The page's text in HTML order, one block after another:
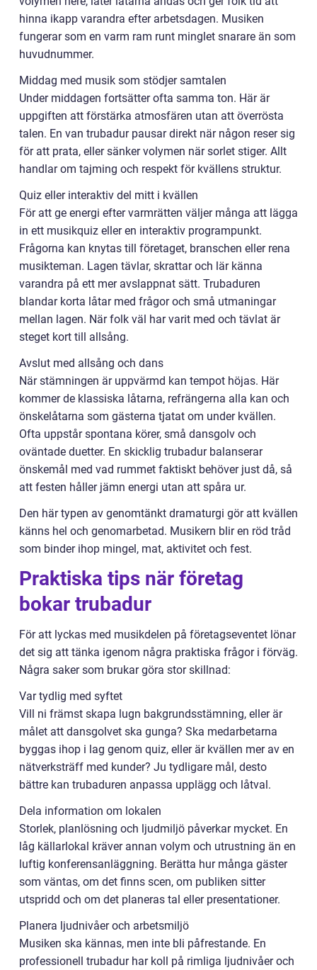
hinna ikapp varandra efter arbetsdagen. Musiken
fungerar som en varm ram runt minglet snarare än som
huvudnummer.
Middag med musik som stödjer samtalen
Under middagen fortsätter ofta samma ton. Här är
uppgiften att förstärka atmosfären utan att överrösta
talen. En van trubadur pausar direkt när någon reser sig
för att prata, eller sänker volymen när sorlet stiger. Allt
handlar om tajming och respekt för kvällens struktur.
Quiz eller interaktiv del mitt i kvällen
För att ge energi efter varmrätten väljer många att lägga
in ett musikquiz eller en interaktiv programpunkt.
Frågorna kan knytas till företaget, branschen eller rena
musikteman. Lagen tävlar, skrattar och lär känna
varandra på ett mer avslappnat sätt. Trubaduren
blandar korta låtar med frågor och små utmaningar
mellan lagen. När folk väl har varit med och tävlat är
steget kort till allsång.
Avslut med allsång och dans
När stämningen är uppvärmd kan tempot höjas. Här
kommer de klassiska låtarna, refrängerna alla kan och
önskelåtarna som gästerna tjatat om under kvällen.
Ofta uppstår spontana körer, små dansgolv och
oväntade duetter. En skicklig trubadur balanserar
önskemål med vad rummet faktiskt behöver just då, så
att festen håller jämn energi utan att spåra ur.
Den här typen av genomtänkt dramaturgi gör att kvällen
känns hel och genomarbetad. Musikern blir en röd tråd
som binder ihop mingel, mat, aktivitet och fest.
Praktiska tips när företag
bokar trubadur
För att lyckas med musikdelen på företagseventet lönar
det sig att tänka igenom några praktiska frågor i förväg.
Några saker som brukar göra stor skillnad:
Var tydlig med syftet
Vill ni främst skapa lugn bakgrundsstämning, eller är
målet att dansgolvet ska gunga? Ska medarbetarna
byggas ihop i lag genom quiz, eller är kvällen mer av en
nätverksträff med kunder? Ju tydligare mål, desto
bättre kan trubaduren anpassa upplägg och låtval.
Dela information om lokalen
Storlek, planlösning och ljudmiljö påverkar mycket. En
låg källarlokal kräver annan volym och utrustning än en
luftig konferensanläggning. Berätta hur många gäster
som väntas, om det finns scen, om publiken sitter
utspridd och om det planeras tal eller presentationer.
Planera ljudnivåer och arbetsmiljö
Musiken ska kännas, men inte bli påfrestande. En
professionell trubadur har koll på rimliga ljudnivåer och